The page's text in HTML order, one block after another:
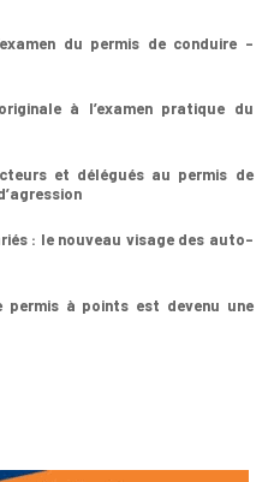
du permis de conduire –
à l’examen pratique du
et délégués au permis de
: le nouveau visage des auto-
permis à points est devenu une